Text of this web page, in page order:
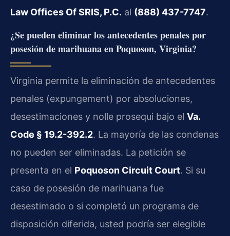
Law Offices Of SRIS, P.C. al (888) 437-7747.
¿Se pueden eliminar los antecedentes penales por
posesión de marihuana en Poquoson, Virginia?
Virginia permite la eliminación de antecedentes
penales (expungement) por absoluciones,
desestimaciones y nolle prosequi bajo el Va.
Code § 19.2-392.2. La mayoría de las condenas
no pueden ser eliminadas. La petición se
presenta en el Poquoson Circuit Court. Si su
caso de posesión de marihuana fue
desestimado o si completó un programa de
disposición diferida, usted podría ser elegible